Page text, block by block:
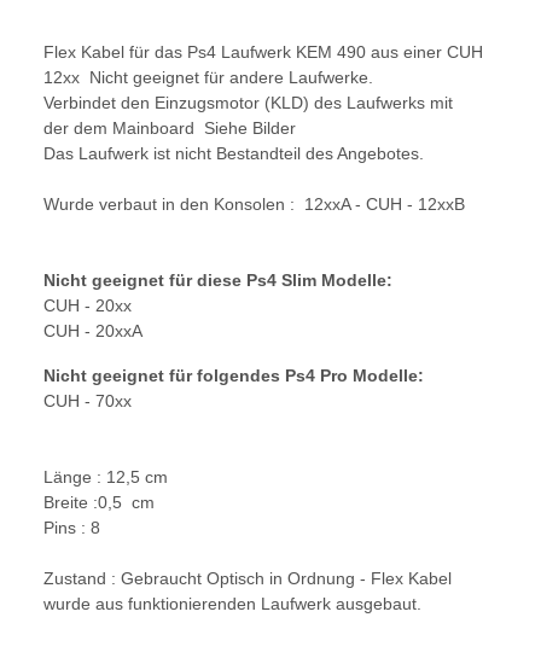
Flex Kabel für das Ps4 Laufwerk KEM 490 aus einer CUH
12xx Nicht geeignet für andere Laufwerke.
Verbindet den Einzugsmotor (KLD) des Laufwerks mit
der dem Mainboard Siehe Bilder
Das Laufwerk ist nicht Bestandteil des Angebotes.
Wurde verbaut in den Konsolen : 12xxA - CUH - 12xxB
Nicht geeignet für diese Ps4 Slim Modelle:
CUH - 20xx
CUH - 20xxA
Nicht geeignet für folgendes Ps4 Pro Modelle:
CUH - 70xx
Länge : 12,5 cm
Breite :0,5 cm
Pins : 8
Zustand : Gebraucht Optisch in Ordnung - Flex Kabel
wurde aus funktionierenden Laufwerk ausgebaut.